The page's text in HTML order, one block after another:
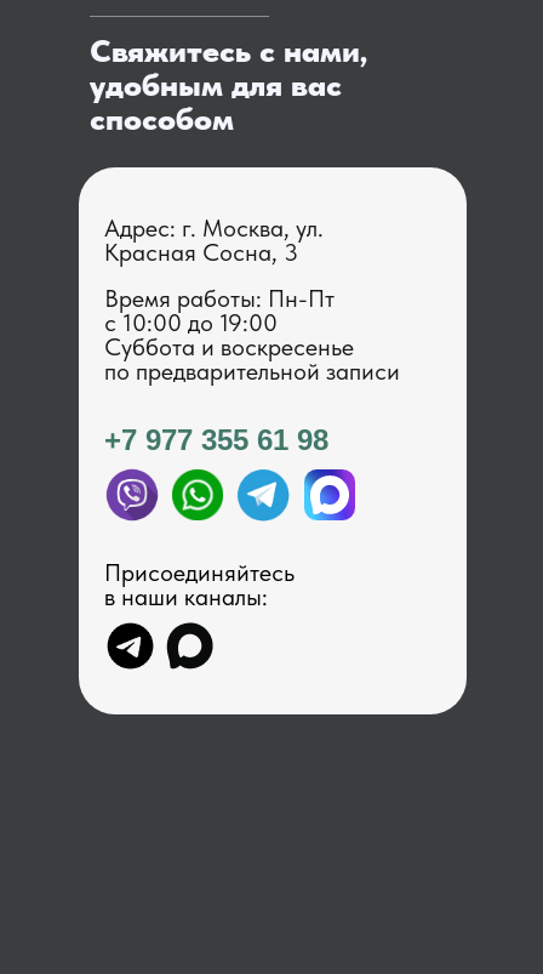
Свяжитесь с нами,
удобным для вас
способом
Адрес: г. Москва, ул.
Красная Сосна, 3
+7 977 355 61 98
Время работы: Пн-Пт
с 1 0:00 до 19:00
Суббота и воскресенье
по предварительной записи
Присоединяйтесь
в наши каналы: